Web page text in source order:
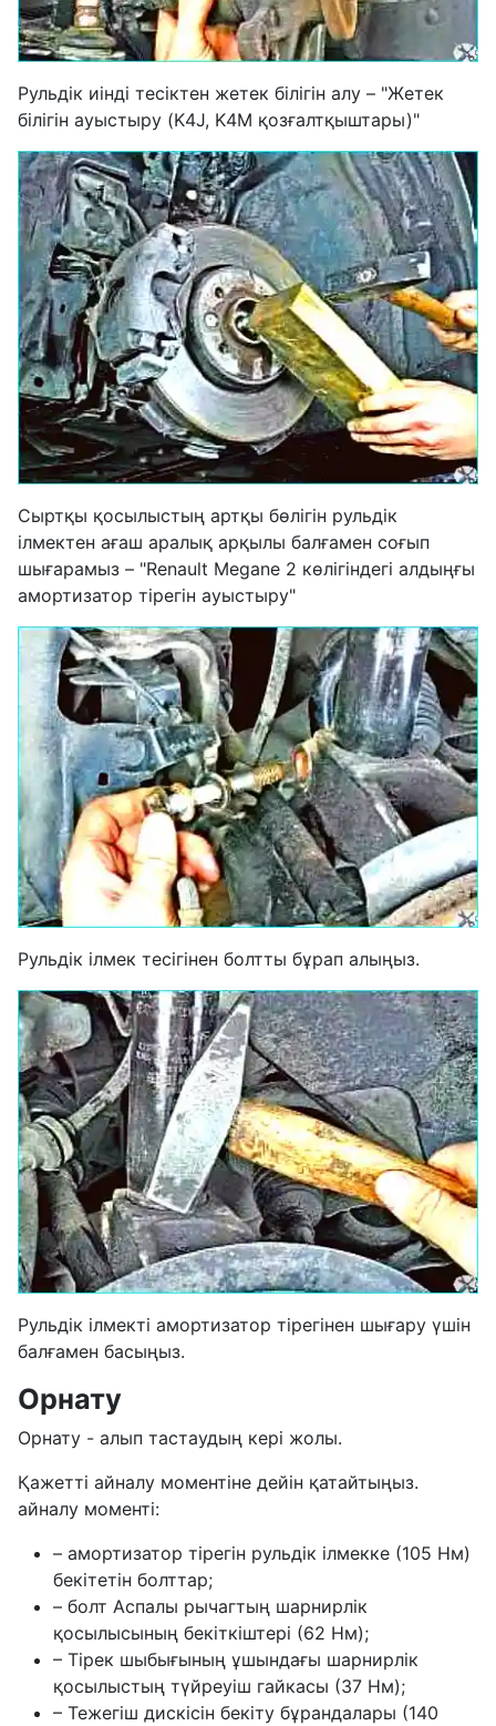
Рульдік иінді тесіктен жетек білігін алу – "Жетек
білігін ауыстыру (K4J, K4M қозғалтқыштары)"
Сыртқы қосылыстың артқы бөлігін рульдік
ілмектен ағаш аралық арқылы балғамен соғып
шығарамыз – "Renault Megane 2 көлігіндегі алдыңғы
амортизатор тірегін ауыстыру"
Рульдік ілмек тесігінен болтты бұрап алыңыз.
Рульдік ілмекті амортизатор тірегінен шығару үшін
балғамен басыңыз.
Орнату
Орнату - алып тастаудың кері жолы.
Қажетті айналу моментіне дейін қатайтыңыз.
айналу моменті:
– амортизатор тірегін рульдік ілмекке (105 Нм)
бекітетін болттар;
– болт Аспалы рычагтың шарнирлік
қосылысының бекіткіштері (62 Нм);
– Тірек шыбығының ұшындағы шарнирлік
қосылыстың түйреуіш гайкасы (37 Нм);
– Тежегіш дискісін бекіту бұрандалары (140